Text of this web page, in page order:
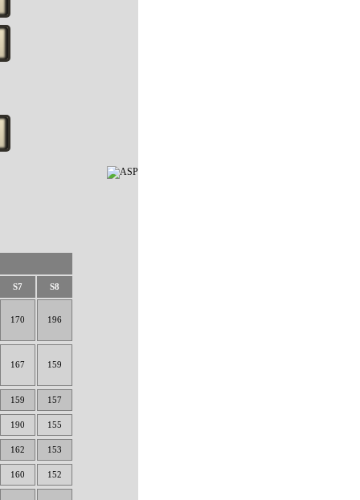
S7 S8
170 196
167 159
159 157
190 155
162 153
160 152